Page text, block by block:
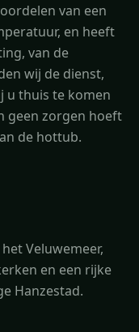
van een
en heeft
van de
wij de dienst,
u thuis te komen
geen zorgen hoeft
de hottub.
Veluwemeer,
en een rijke
Hanzestad.